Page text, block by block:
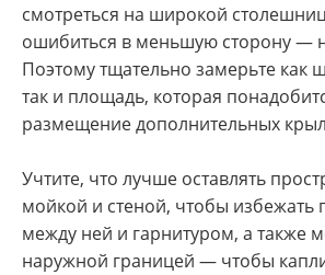
смотреться на широкой
ошибиться в меньшую сторону —
Поэтому тщательно замерьте как
так и площадь, которая
размещение дополнительных
Учтите, что лучше оставлять
мойкой и стеной, чтобы избежать
между ней и гарнитуром, а также
наружной границей — чтобы